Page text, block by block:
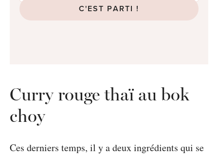
C'EST PARTI !
Curry rouge thaï au bok
choy
Ces derniers temps, il y a deux ingrédients qui se